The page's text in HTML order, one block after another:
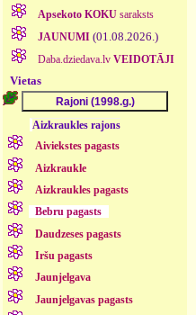
Apsekoto KOKUsaraksts
JAUNUMI (01.08.2026.)
Daba.dziedava.lv VEIDOTĀJI
Vietas
Aizkraukles rajons
Aiviekstes pagasts
Aizkraukle
Aizkraukles pagasts
Bebru pagasts
Daudzeses pagasts
Iršu pagasts
Jaunjelgava
Jaunjelgavas pagasts